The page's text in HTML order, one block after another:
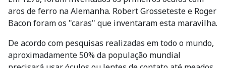
aros de ferro na Alemanha. Robert Grosseteste e Roger
Bacon foram os "caras" que inventaram esta maravilha.
De acordo com pesquisas realizadas em todo o mundo,
aproximadamente 50% da população mundial
precisará usar óculos ou lentes de contato até meados